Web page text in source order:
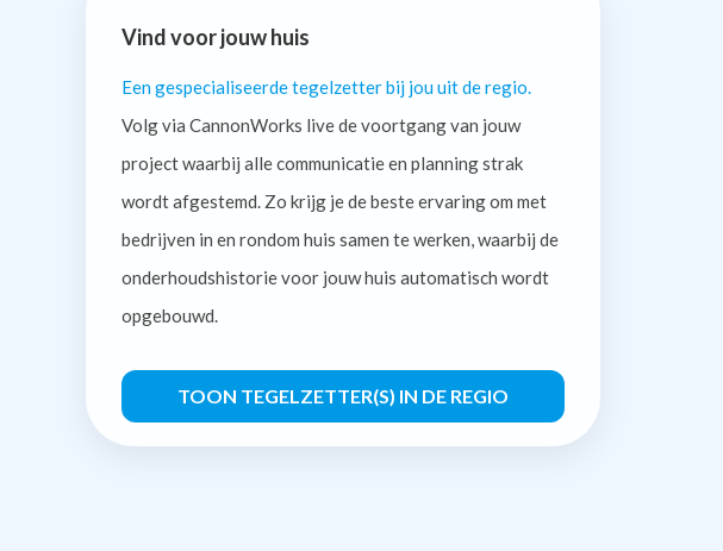
Vind voor jouw huis
Een gespecialiseerde tegelzetter bij jou uit de regio.
Volg via CannonWorks live de voortgang van jouw
project waarbij alle communicatie en planning strak
wordt afgestemd. Zo krijg je de beste ervaring om met
bedrijven in en rondom huis samen te werken, waarbij de
onderhoudshistorie voor jouw huis automatisch wordt
opgebouwd.
TOON TEGELZETTER(S) IN DE REGIO